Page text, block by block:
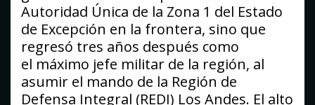
Autoridad Única de la Zona 1 del Estado
de Excepción en la frontera, sino que
regresó tres años después como
el máximo jefe militar de la región, al
asumir el mando de la Región de
Defensa Integral (REDI) Los Andes. El alto